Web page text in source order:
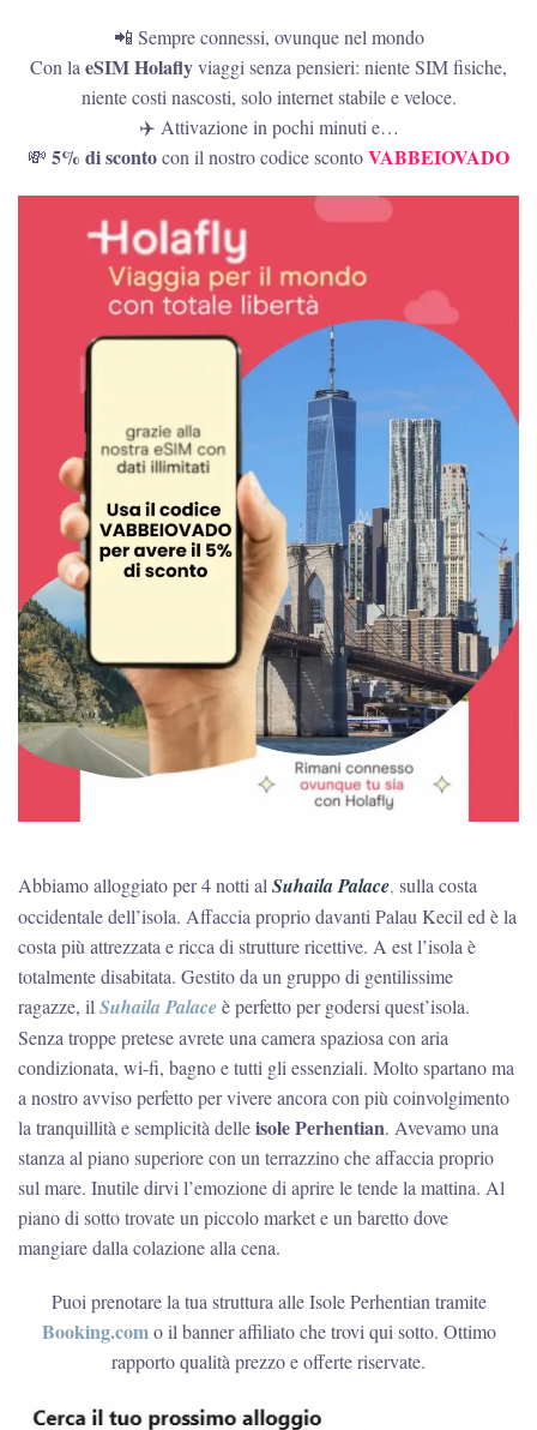
📲 Sempre connessi, ovunque nel mondo
Con la eSIM Holaflyviaggi senza pensieri: niente SIM fisiche,
niente costi nascosti, solo internet stabile e veloce.
✈️ Attivazione in pochi minuti e…
💸 5% di scontocon il nostro codice scontoVABBEIOVADO
Abbiamo alloggiato per 4 notti al Suhaila Palace, sulla costa
occidentale dell’isola. Affaccia proprio davanti Palau Kecil ed è la
costa più attrezzata e ricca di strutture ricettive. A est l’isola è
totalmente disabitata. Gestito da un gruppo di gentilissime
ragazze, il Suhaila Palaceè perfetto per godersi quest’isola.
Senza troppe pretese avrete una camera spaziosa con aria
condizionata, wi-fi, bagno e tutti gli essenziali. Molto spartano ma
a nostro avviso perfetto per vivere ancora con più coinvolgimento
la tranquillità e semplicità delleisole Perhentian. Avevamo una
stanza al piano superiore con un terrazzino che affaccia proprio
sul mare. Inutile dirvi l’emozione di aprire le tende la mattina. Al
piano di sotto trovate un piccolo market e un baretto dove
mangiare dalla colazione alla cena.
Puoi prenotare la tua struttura alle Isole Perhentian tramite
Booking.como il banner affiliato che trovi qui sotto. Ottimo
rapporto qualità prezzo e offerte riservate.